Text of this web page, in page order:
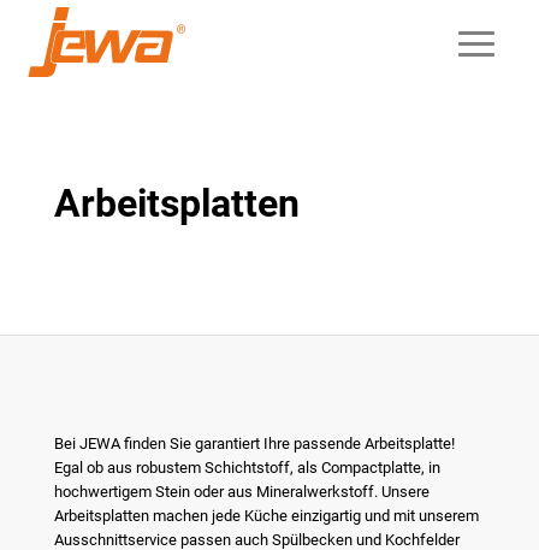
Arbeitsplatten
Bei JEWA finden Sie garantiert Ihre passende Arbeitsplatte!
Egal ob aus robustem Schichtstoff, als Compactplatte, in
hochwertigem Stein oder aus Mineralwerkstoff. Unsere
Arbeitsplatten machen jede Küche einzigartig und mit unserem
Ausschnittservice passen auch Spülbecken und Kochfelder